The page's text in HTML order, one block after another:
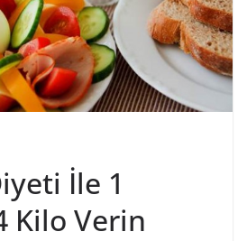
İle 1
Kilo Verin